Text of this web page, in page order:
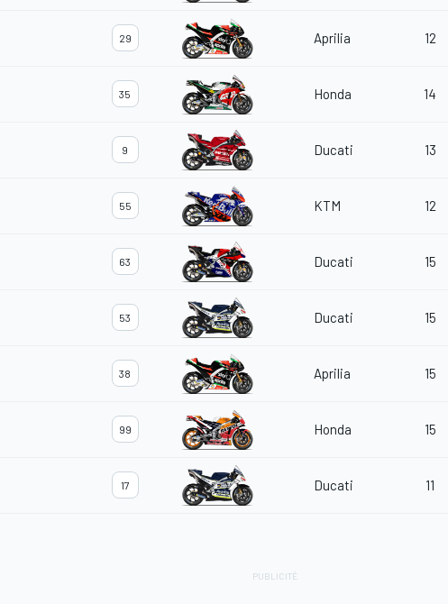
29 Aprilia 12
35 Honda 14
9 Ducati 13
55 KTM 12
63 Ducati 15
53 Ducati 15
38 Aprilia 15
99 Honda 15
17 Ducati 11